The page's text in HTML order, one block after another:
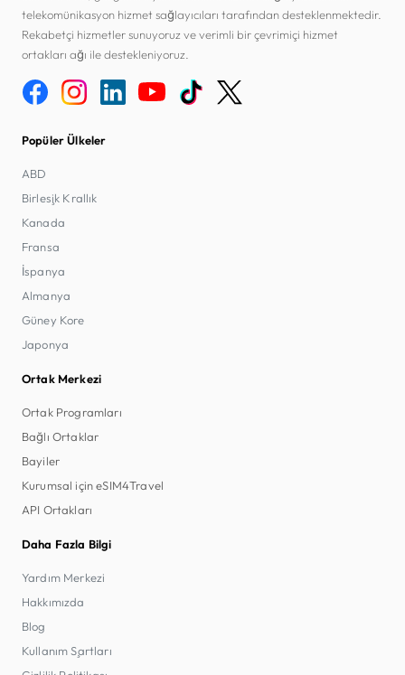
telekomünikasyon hizmet sağlayıcıları tarafından desteklenmektedir.
Rekabetçi hizmetler sunuyoruz ve verimli bir çevrimiçi hizmet
ortakları ağı ile destekleniyoruz.
Popüler Ülkeler
ABD
Birleşik Krallık
Kanada
Fransa
İspanya
Almanya
Güney Kore
Japonya
Ortak Merkezi
Ortak Programları
Bağlı Ortaklar
Bayiler
Kurumsal için eSIM4Travel
API Ortakları
Daha Fazla Bilgi
Yardım Merkezi
Hakkımızda
Blog
Kullanım Şartları